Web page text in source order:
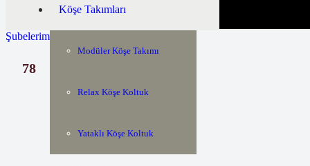
78
Köşe Takımları
Modüler Köşe Takımı
Relax Köşe Koltuk
Yataklı Köşe Koltuk
Şubelerimiz